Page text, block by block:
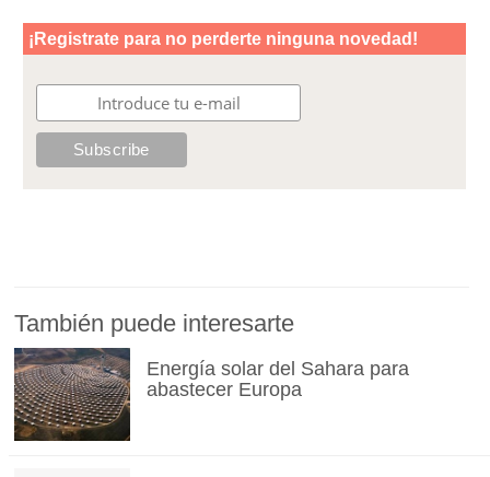
También puede interesarte
Energía solar del Sahara para
abastecer Europa